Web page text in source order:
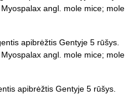
angl. mole mice; mole
apibrėžtis Gentyje 5 rūšys.
angl. mole mice; mole
apibrėžtis Gentyje 5 rūšys.